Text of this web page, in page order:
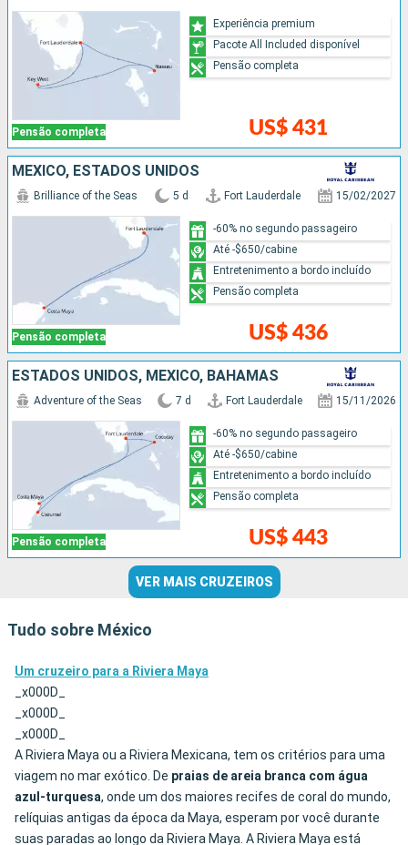
Pensão completa US$ 431
Experiência premium
Pacote All Included disponível
Pensão completa
MÉXICO, ESTADOS UNIDOS
Pensão completa
Brilliance of the Seas 5 d Fort Lauderdale 15/02/2027
US$ 436
-60% no segundo passageiro
Até -$650/cabine
Entretenimento a bordo incluído
Pensão completa
ESTADOS UNIDOS, MÉXICO, BAHAMAS
Pensão completa
Adventure of the Seas 7 d Fort Lauderdale 15/11/2026
US$ 443
-60% no segundo passageiro
Até -$650/cabine
Entretenimento a bordo incluído
Pensão completa
VER MAIS CRUZEIROS
Tudo sobre México
Um cruzeiro para a Riviera Maya
_x000D_
_x000D_
_x000D_
A Riviera Maya ou a Riviera Mexicana, tem os critérios para uma
viagem no mar exótico. De praias de areia branca com água
azul-turquesa, onde um dos maiores recifes de coral do mundo,
relíquias antigas da época da Maya, esperam por você durante
suas paradas ao longo da Riviera Maya. A Riviera Maya está